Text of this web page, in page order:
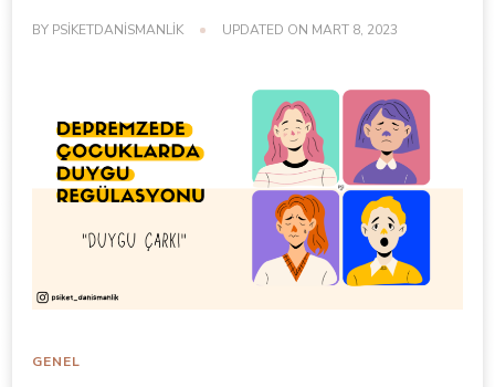
BY PSIKETDANISMANLIK UPDATED ON MART 8, 2023
GENEL